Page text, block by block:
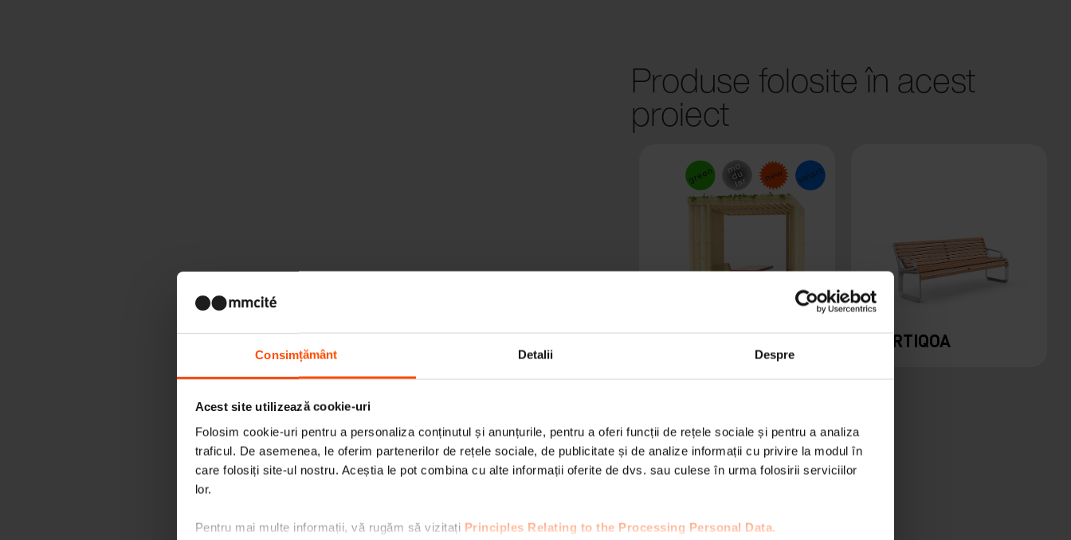
Consimțământ Detalii Despre
Acest site utilizează cookie-uri
Folosim cookie-uri pentru a personaliza conținutul și anunțurile, pentru a oferi funcții de rețele sociale și pentru a analiza
traficul. De asemenea, le oferim partenerilor de rețele sociale, de publicitate și de analize informații cu privire la modul în
care folosiți site-ul nostru. Aceștia le pot combina cu alte informații oferite de dvs. sau culese în urma folosirii serviciilor
lor.
Pentru mai multe informații, vă rugăm să vizitați Principles Relating to the Processing Personal Data.
Produse folosite în acest
proiect
CUBY PORTIQOA